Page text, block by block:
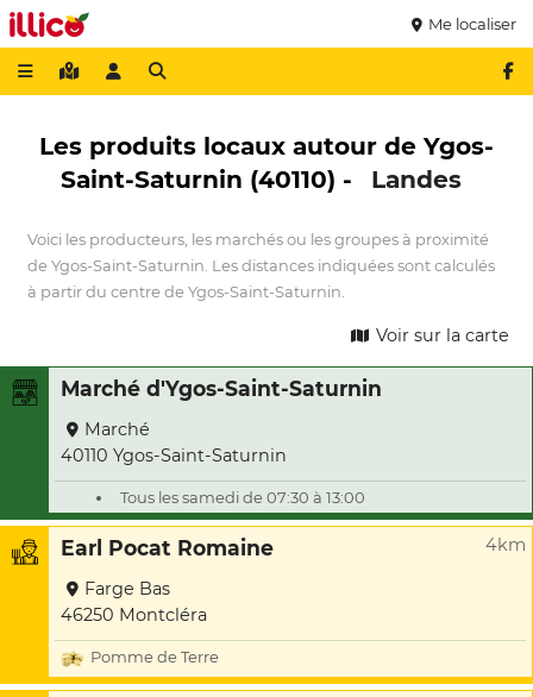
Me localiser
Les produits locaux autour de Ygos-
Saint-Saturnin (40110) -
Landes
Voici les producteurs, les marchés ou les groupes à proximité
de Ygos-Saint-Saturnin. Les distances indiquées sont calculés
à partir du centre de Ygos-Saint-Saturnin.
Voir sur la carte
Marché d'Ygos-Saint-Saturnin
Marché
40110 Ygos-Saint-Saturnin
Tous les samedi de 07:30 à 13:00
Earl Pocat Romaine 4km
Farge Bas
46250 Montcléra
Pomme de Terre